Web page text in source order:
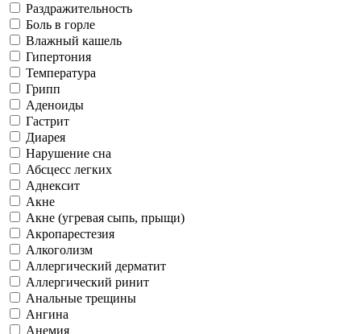
Раздражительность
Боль в горле
Влажный кашель
Гипертония
Температура
Грипп
Аденоиды
Гастрит
Диарея
Нарушение сна
Абсцесс легких
Аднексит
Акне
Акне (угревая сыпь, прыщи)
Акропарестезия
Алкоголизм
Аллергический дерматит
Аллергический ринит
Анальные трещины
Ангина
Анемия